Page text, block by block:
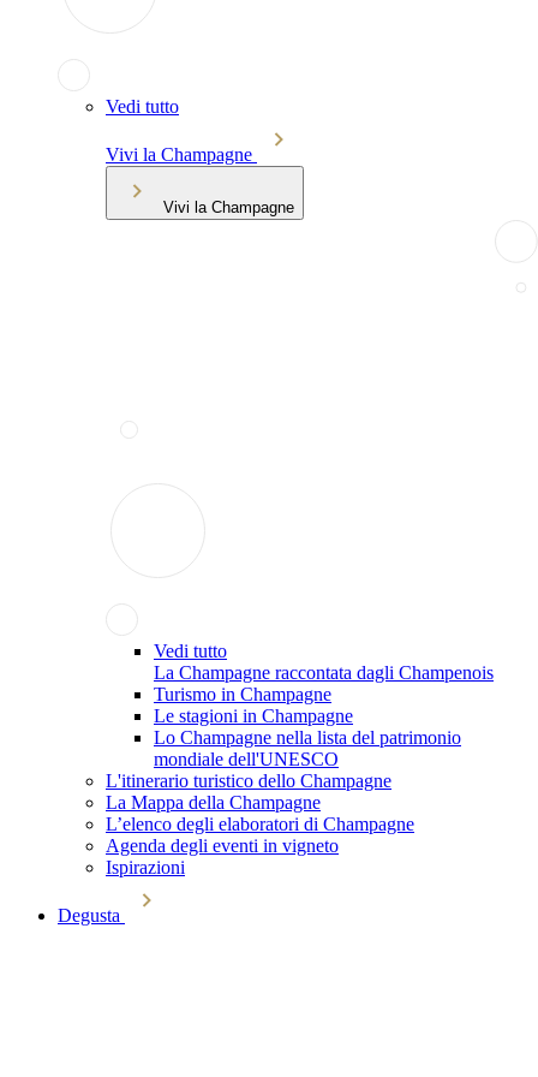
Vedi tutto
Vivi la Champagne
Vivi la Champagne
Vedi tutto
La Champagne raccontata dagli Champenois
Turismo in Champagne
Le stagioni in Champagne
Lo Champagne nella lista del patrimonio
mondiale dell'UNESCO
L'itinerario turistico dello Champagne
La Mappa della Champagne
L’elenco degli elaboratori di Champagne
Agenda degli eventi in vigneto
Ispirazioni
Degusta